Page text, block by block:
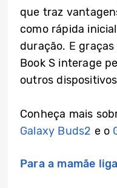
que traz
como rápida
duração. E graças
Book S interage
outros
Conheça mais
Galaxy Buds2 e o
Para a mamãe